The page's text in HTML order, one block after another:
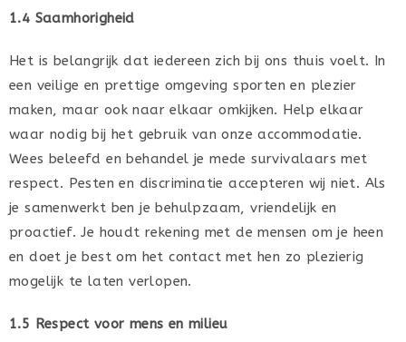
1.4 Saamhorigheid
Het is belangrijk dat iedereen zich bij ons thuis voelt. In
een veilige en prettige omgeving sporten en plezier
maken, maar ook naar elkaar omkijken. Help elkaar
waar nodig bij het gebruik van onze accommodatie.
Wees beleefd en behandel je mede survivalaars met
respect. Pesten en discriminatie accepteren wij niet. Als
je samenwerkt ben je behulpzaam, vriendelijk en
proactief. Je houdt rekening met de mensen om je heen
en doet je best om het contact met hen zo plezierig
mogelijk te laten verlopen.
1.5 Respect voor mens en milieu